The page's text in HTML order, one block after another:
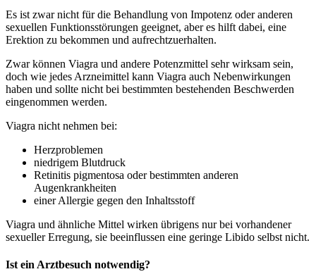
Es ist zwar nicht für die Behandlung von Impotenz oder anderen
sexuellen Funktionsstörungen geeignet, aber es hilft dabei, eine
Erektion zu bekommen und aufrechtzuerhalten.
Zwar können Viagra und andere Potenzmittel sehr wirksam sein,
doch wie jedes Arzneimittel kann Viagra auch Nebenwirkungen
haben und sollte nicht bei bestimmten bestehenden Beschwerden
eingenommen werden.
Viagra nicht nehmen bei:
Herzproblemen
niedrigem Blutdruck
Retinitis pigmentosa oder bestimmten anderen
Augenkrankheiten
einer Allergie gegen den Inhaltsstoff
Viagra und ähnliche Mittel wirken übrigens nur bei vorhandener
sexueller Erregung, sie beeinflussen eine geringe Libido selbst nicht.
Ist ein Arztbesuch notwendig?